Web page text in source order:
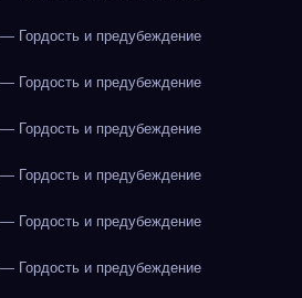
Гордость и предубеждение
Гордость и предубеждение
Гордость и предубеждение
Гордость и предубеждение
Гордость и предубеждение
Гордость и предубеждение